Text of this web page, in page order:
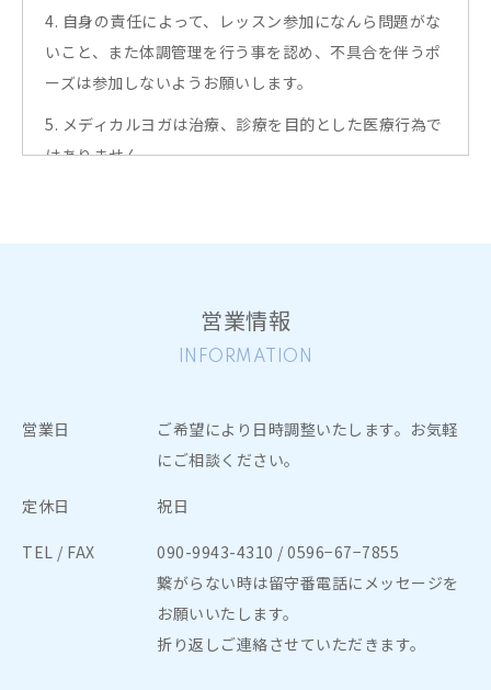
4. 自身の責任によって、レッスン参加になんら問題がな
いこと、また体調管理を行う事を認め、不具合を伴うポ
ーズは参加しないようお願いします。
5. メディカルヨガは治療、診療を目的とした医療行為で
はありません。
軽減、治療時の副作用の軽減、QOLの向上、不安、スト
レス、気分や抑うつ症状の改善、睡眠の質の向上などを
を中断することのないようお願いします。
票に事前にご記入いただきます。レッスン前にお身体の
具合を確認させていただきますので、15分ほど前にはお
8. 18歳未満（未成年）の方のご入会にあたっては保護者
の承諾書が必要となります。
営業情報
INFORMATION
営業日
ご希望により日時調整いたします。お気軽
にご相談ください。
定休日 祝日
TEL / FAX 090-9943-4310 / 0596−67−7855
繋がらない時は留守番電話にメッセージを
お願いいたします。
折り返しご連絡させていただきます。